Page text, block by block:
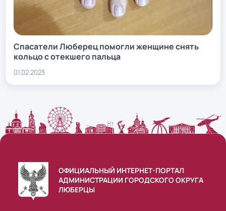
Спасатели Люберец помогли женщине снять
кольцо с отекшего пальца
01.02.2023
ОФИЦИАЛЬНЫЙ ИНТЕРНЕТ-ПОРТАЛ
АДМИНИСТРАЦИИ ГОРОДСКОГО ОКРУГА
ЛЮБЕРЦЫ